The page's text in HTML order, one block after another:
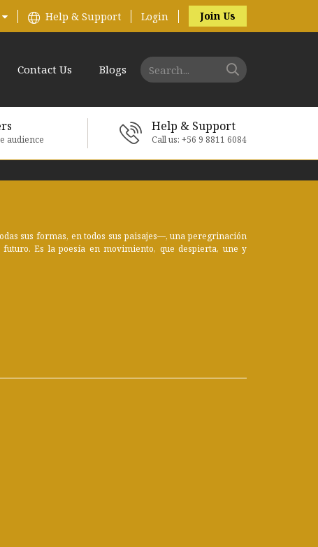
Help & Support Login Join Us
Contact Us Blogs
audience
Help & Support
Call us: +56 9 8811 6084
sus formas, en todos sus paisajes—, una peregrinación
Es la poesía en movimiento, que despierta, une y